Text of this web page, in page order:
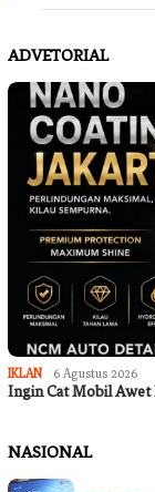
ADVETORIAL
IKLAN 6 Agustus 2026
Ingin Cat Mobil Awet
NASIONAL